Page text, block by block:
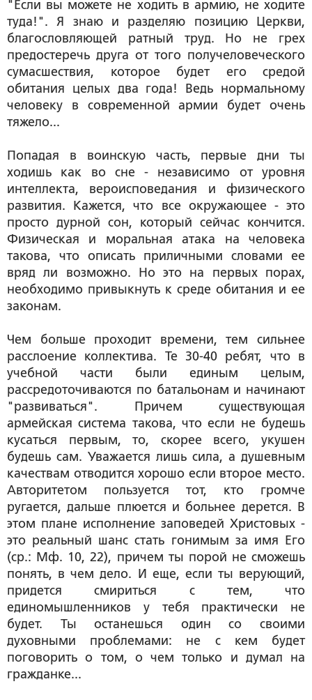
"Если вы можете не ходить в армию, не ходите
туда!". Я знаю и разделяю позицию Церкви,
благословляющей ратный труд. Но не грех
предостеречь друга от того получеловеческого
сумасшествия, которое будет его средой
обитания целых два года! Ведь нормальному
человеку в современной армии будет очень
тяжело...
Попадая в воинскую часть, первые дни ты
ходишь как во сне - независимо от уровня
интеллекта, вероисповедания и физического
развития. Кажется, что все окружающее - это
просто дурной сон, который сейчас кончится.
Физическая и моральная атака на человека
такова, что описать приличными словами ее
вряд ли возможно. Но это на первых порах,
необходимо привыкнуть к среде обитания и ее
законам.
Чем больше проходит времени, тем сильнее
расслоение коллектива. Те 30-40 ребят, что в
учебной части были единым целым,
рассредоточиваются по батальонам и начинают
"развиваться". Причем существующая
армейская система такова, что если не будешь
кусаться первым, то, скорее всего, укушен
будешь сам. Уважается лишь сила, а душевным
качествам отводится хорошо если второе место.
Авторитетом пользуется тот, кто громче
ругается, дальше плюется и больнее дерется. В
этом плане исполнение заповедей Христовых -
это реальный шанс стать гонимым за имя Его
(ср.: Мф. 10, 22), причем ты порой не сможешь
понять, в чем дело. И еще, если ты верующий,
придется смириться с тем, что
единомышленников у тебя практически не
будет. Ты останешься один со своими
духовными проблемами: не с кем будет
поговорить о том, о чем только и думал на
гражданке...